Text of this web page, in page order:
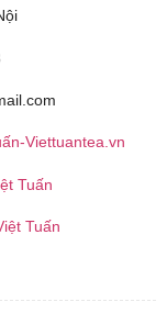
Viettuantea.vn
Tuấn
Tuấn